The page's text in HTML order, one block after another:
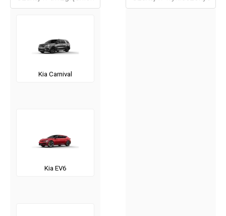
Kia Carnival
Kia EV6